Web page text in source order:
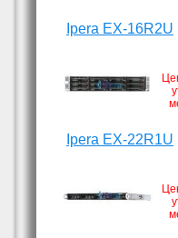
Ipera EX-16R2U
Ipera EX-22R1U